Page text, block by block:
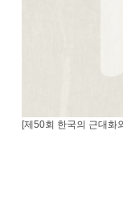
[제50회 한국의 근대화